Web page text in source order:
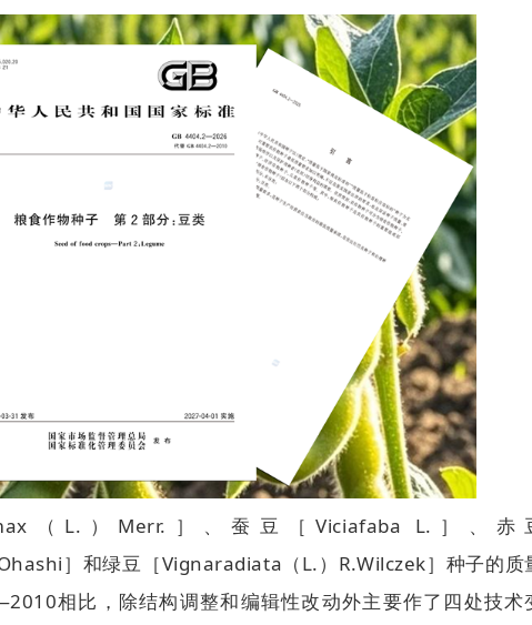
（L.）Merr.］、蚕豆［Viciafaba L.］、赤
］和绿豆［Vignaradiata（L.）R.Wilczek］种子的质
相比，除结构调整和编辑性改动外主要作了四处技术